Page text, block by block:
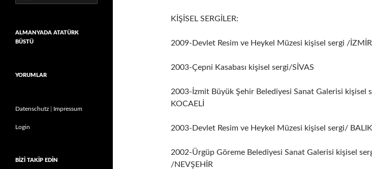
KİŞİSEL SERGİLER:
2009-Devlet Resim ve Heykel Müzesi kişisel sergi /İZMİR
2003-Çepni Kasabası kişisel sergi/SİVAS
2003-İzmit Büyük Şehir Belediyesi Sanat Galerisi kişisel
KOCAELİ
2003-Devlet Resim ve Heykel Müzesi kişisel sergi/
2002-Ürgüp Göreme Belediyesi Sanat Galerisi kişisel
/NEVŞEHİR
ALMANYADA ATATÜRK
BÜSTÜ
YORUMLAR
Datenschutz Impressum
Login
BIZI TAKIP EDIN